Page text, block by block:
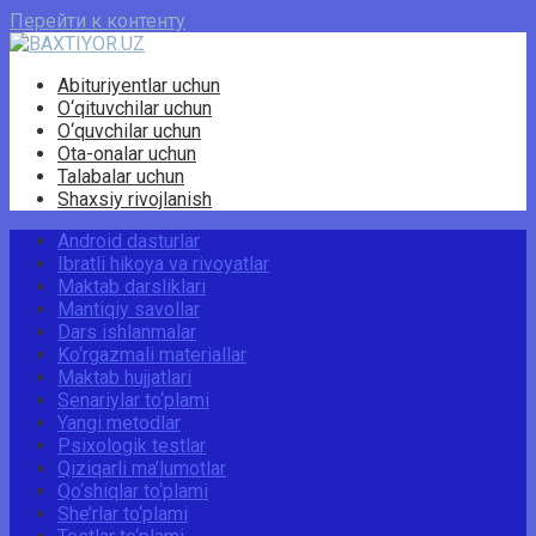
Перейти к контенту
Abituriyentlar uchun
O‘qituvchilar uchun
O‘quvchilar uchun
Ota-onalar uchun
Talabalar uchun
Shaxsiy rivojlanish
Android dasturlar
Ibratli hikoya va rivoyatlar
Maktab darsliklari
Mantiqiy savollar
Dars ishlanmalar
Ko‘rgazmali materiallar
Maktab hujjatlari
Senariylar to‘plami
Yangi metodlar
Psixologik testlar
Qiziqarli ma’lumotlar
Qo‘shiqlar to‘plami
She’rlar to‘plami